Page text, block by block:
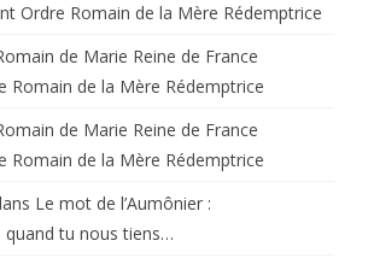
Ordre Romain de la Mère Rédemptrice
de Marie Reine de France
Romain de la Mère Rédemptrice
de Marie Reine de France
Romain de la Mère Rédemptrice
Le mot de l’Aumônier :
quand tu nous tiens…